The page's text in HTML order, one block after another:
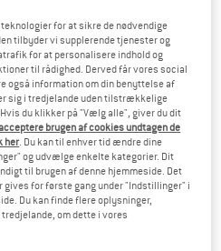
for at sikre de nødvendige
tilbyder vi supplerende tjenester og
for at personalisere indhold og
til rådighed. Derved får vores social
også information om din benyttelse af
sig i tredjelande uden tilstrækkelige
du klikker på "Vælg alle", giver du dit
brugen af cookies undtagen de
her. Du kan til enhver tid ændre dine
og udvælge enkelte kategorier. Dit
til brugen af denne hjemmeside. Det
for første gang under "Indstillinger" i
Du kan finde flere oplysninger,
om dette i vores